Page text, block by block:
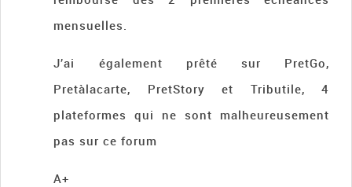
mensuelles.
J’ai également prêté sur PretGo,
Pretàlacarte, PretStory et Tributile, 4
plateformes qui ne sont malheureusement
pas sur ce forum
A+